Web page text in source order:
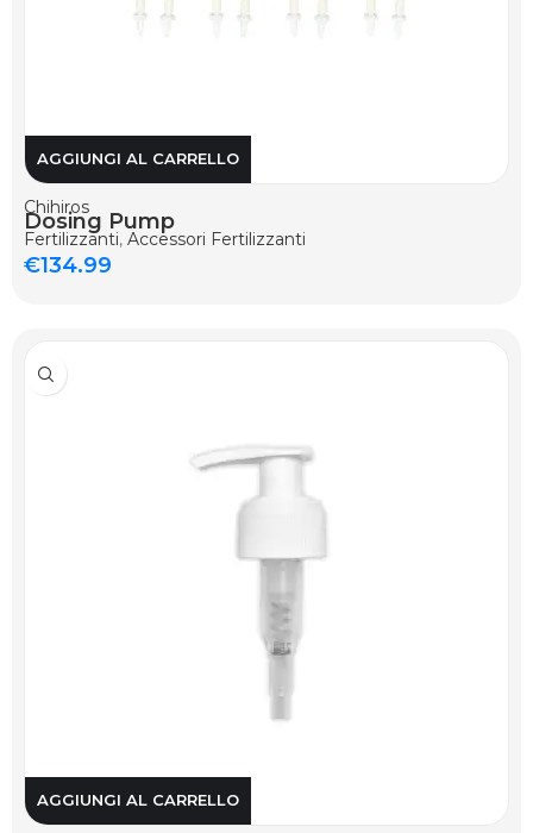
AGGIUNGI AL CARRELLO
Chihiros
Dosing Pump
Fertilizzanti, Accessori Fertilizzanti
€134.99
AGGIUNGI AL CARRELLO